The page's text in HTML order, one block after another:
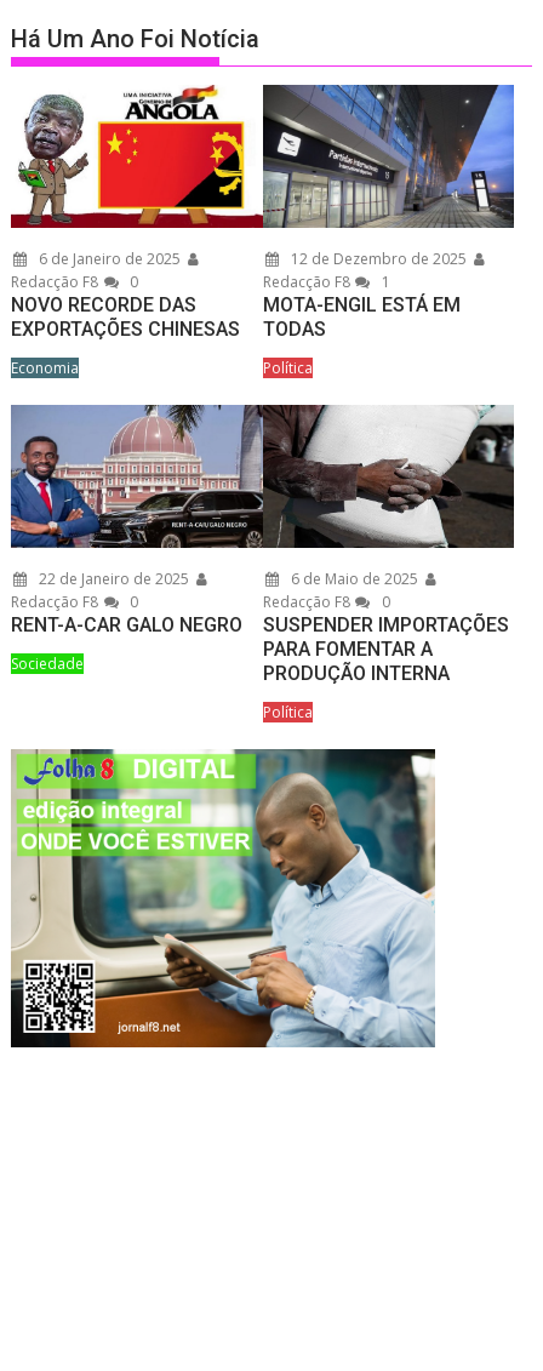
Há Um Ano Foi Notícia
6 de Janeiro de 2025
Redacção F8
0
NOVO RECORDE DAS
EXPORTAÇÕES CHINESAS
Economia
12 de Dezembro de 2025
Redacção F8
1
MOTA-ENGIL ESTÁ EM
TODAS
Política
22 de Janeiro de 2025
Redacção F8
0
RENT-A-CAR GALO NEGRO
Sociedade
6 de Maio de 2025
Redacção F8
0
SUSPENDER IMPORTAÇÕES
PARA FOMENTAR A
PRODUÇÃO INTERNA
Política